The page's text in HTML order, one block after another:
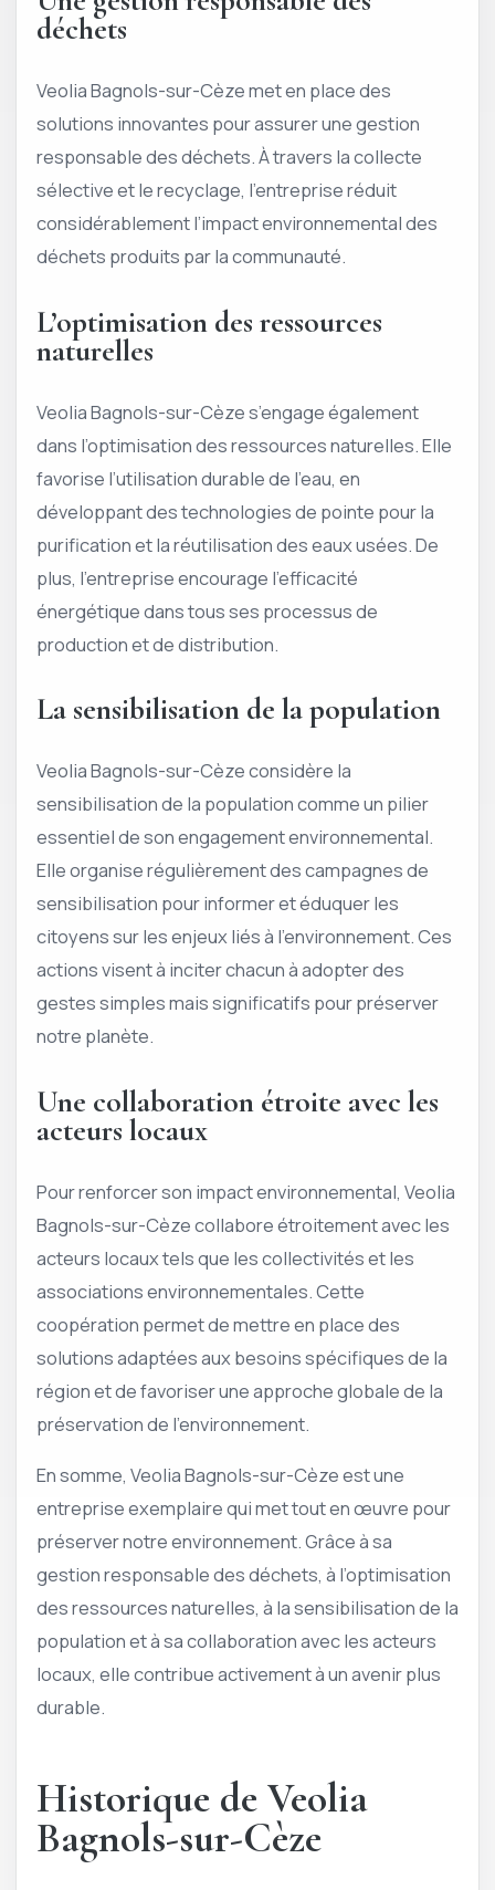
déchets
Veolia Bagnols-sur-Cèze met en place des
solutions innovantes pour assurer une gestion
responsable des déchets. À travers la collecte
sélective et le recyclage, l’entreprise réduit
considérablement l’impact environnemental des
déchets produits par la communauté.
L’optimisation des ressources
naturelles
Veolia Bagnols-sur-Cèze s’engage également
dans l’optimisation des ressources naturelles. Elle
favorise l’utilisation durable de l’eau, en
développant des technologies de pointe pour la
purification et la réutilisation des eaux usées. De
plus, l’entreprise encourage l’efficacité
énergétique dans tous ses processus de
production et de distribution.
La sensibilisation de la population
Veolia Bagnols-sur-Cèze considère la
sensibilisation de la population comme un pilier
essentiel de son engagement environnemental.
Elle organise régulièrement des campagnes de
sensibilisation pour informer et éduquer les
citoyens sur les enjeux liés à l’environnement. Ces
actions visent à inciter chacun à adopter des
gestes simples mais significatifs pour préserver
notre planète.
Une collaboration étroite avec les
acteurs locaux
Pour renforcer son impact environnemental, Veolia
Bagnols-sur-Cèze collabore étroitement avec les
acteurs locaux tels que les collectivités et les
associations environnementales. Cette
coopération permet de mettre en place des
solutions adaptées aux besoins spécifiques de la
région et de favoriser une approche globale de la
préservation de l’environnement.
En somme, Veolia Bagnols-sur-Cèze est une
entreprise exemplaire qui met tout en œuvre pour
préserver notre environnement. Grâce à sa
gestion responsable des déchets, à l’optimisation
des ressources naturelles, à la sensibilisation de la
population et à sa collaboration avec les acteurs
locaux, elle contribue activement à un avenir plus
durable.
Historique de Veolia
Bagnols-sur-Cèze